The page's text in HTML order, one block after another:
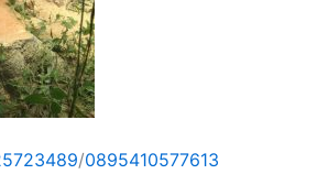
/0895410577613